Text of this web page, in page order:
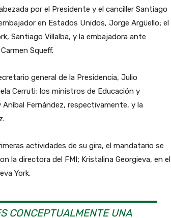
por el Presidente y el canciller Santiago
en Estados Unidos, Jorge Argüello; el
Santiago Villalba, y la embajadora ante
Squeff.
general de la Presidencia, Julio
Cerruti; los ministros de Educación y
Aníbal Fernández, respectivamente, y la
actividades de su gira, el mandatario se
la directora del FMI; Kristalina Georgieva, en el
York.
CONCEPTUALMENTE UNA